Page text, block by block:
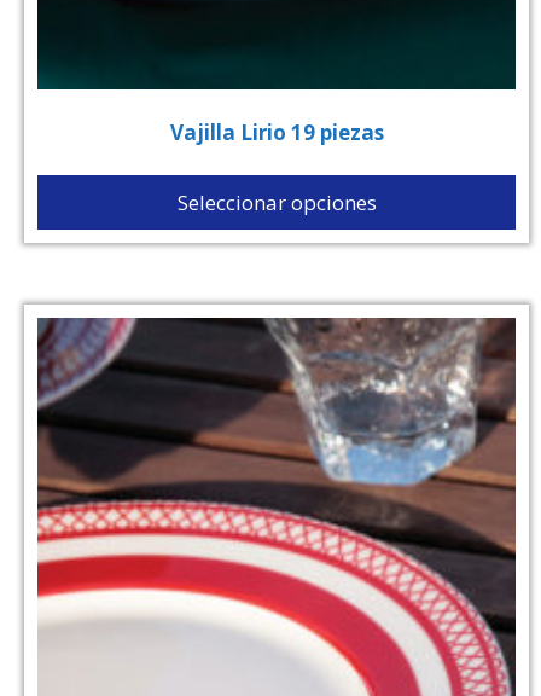
Vajilla Lirio 19 piezas
Seleccionar opciones